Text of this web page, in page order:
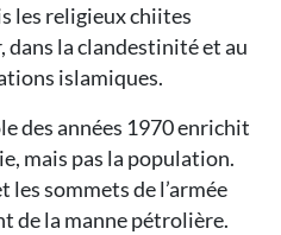
les religieux chiites
dans la clandestinité et au
islamiques.
des années 1970 enrichit
mais pas la population.
sommets de l’armée
de la manne pétrolière.